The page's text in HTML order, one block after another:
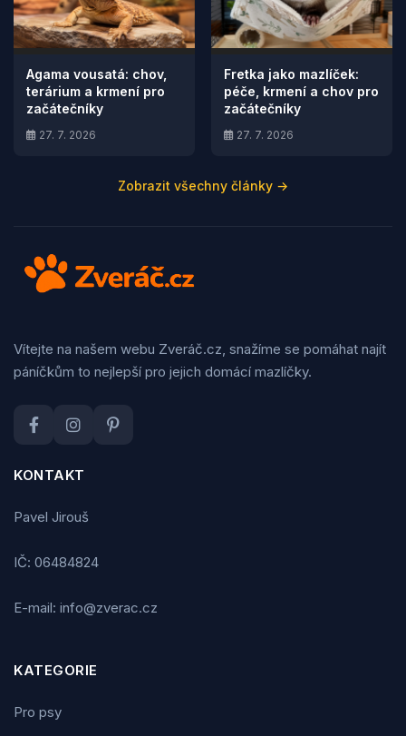
Agama vousatá: chov,
terárium a krmení pro
začátečníky
27. 7. 2026
Fretka jako mazlíček:
péče, krmení a chov pro
začátečníky
27. 7. 2026
Zobrazit všechny články →
Vítejte na našem webu Zveráč.cz, snažíme se pomáhat najít
páníčkům to nejlepší pro jejich domácí mazlíčky.
KONTAKT
Pavel Jirouš
IČ: 06484824
E-mail: info@zverac.cz
KATEGORIE
Pro psy